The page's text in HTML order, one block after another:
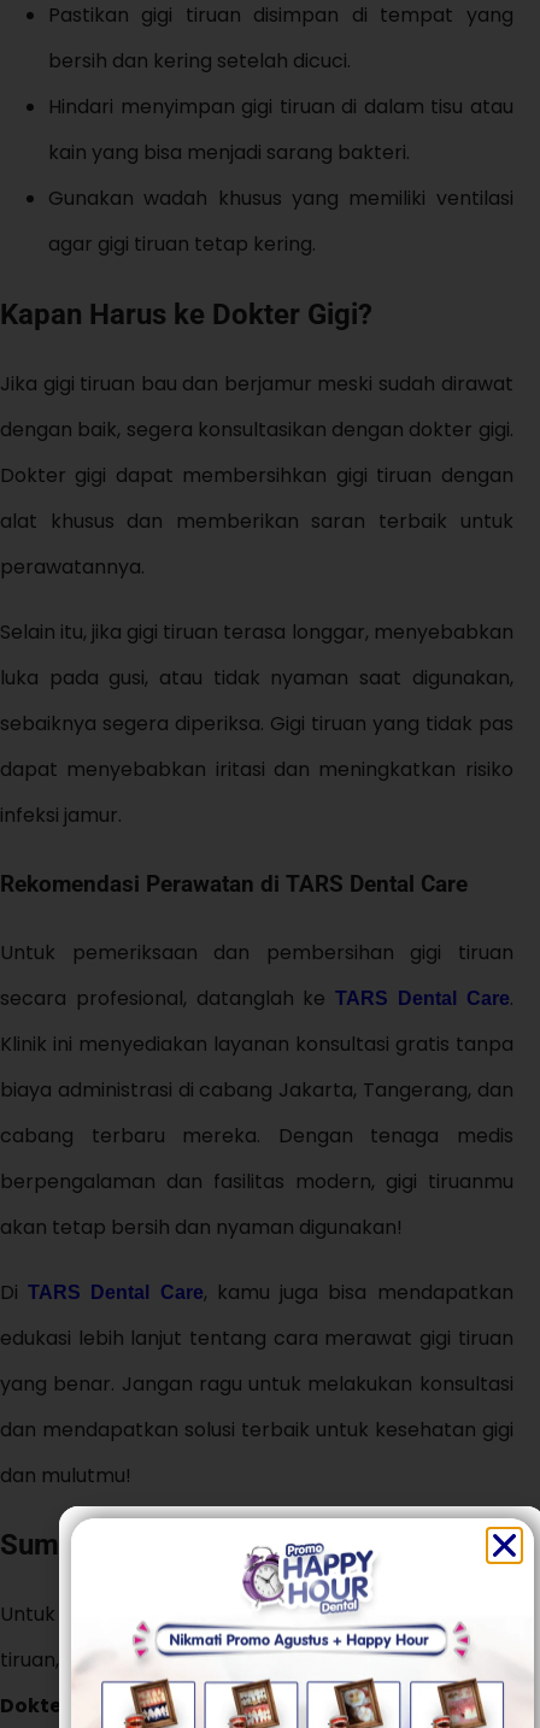
Pastikan gigi tiruan disimpan di tempat yang
bersih dan kering setelah dicuci.
Hindari menyimpan gigi tiruan di dalam tisu atau
kain yang bisa menjadi sarang bakteri.
Gunakan wadah khusus yang memiliki ventilasi
agar gigi tiruan tetap kering.
Kapan Harus ke Dokter Gigi?
Jika gigi tiruan bau dan berjamur meski sudah dirawat
dengan baik, segera konsultasikan dengan dokter gigi.
Dokter gigi dapat membersihkan gigi tiruan dengan
alat khusus dan memberikan saran terbaik untuk
perawatannya.
Selain itu, jika gigi tiruan terasa longgar, menyebabkan
luka pada gusi, atau tidak nyaman saat digunakan,
sebaiknya segera diperiksa. Gigi tiruan yang tidak pas
dapat menyebabkan iritasi dan meningkatkan risiko
infeksi jamur.
Rekomendasi Perawatan di TARS Dental Care
Untuk pemeriksaan dan pembersihan gigi tiruan
secara profesional, datanglah keTARS Dental Care.
Klinik ini menyediakan layanan konsultasi gratis tanpa
biaya administrasi di cabang Jakarta, Tangerang, dan
cabang terbaru mereka. Dengan tenaga medis
berpengalaman dan fasilitas modern, gigi tiruanmu
akan tetap bersih dan nyaman digunakan!
DiTARS Dental Care, kamu juga bisa mendapatkan
edukasi lebih lanjut tentang cara merawat gigi tiruan
yang benar. Jangan ragu untuk melakukan konsultasi
dan mendapatkan solusi terbaik untuk kesehatan gigi
dan mulutmu!
Sumber Referensi
Untuk informasi lebih lanjut tentang perawatan gigi
tiruan, kamu bisa membaca artikel dariIkatan
Dokter Gigi Indonesia (IDI)atau sumber